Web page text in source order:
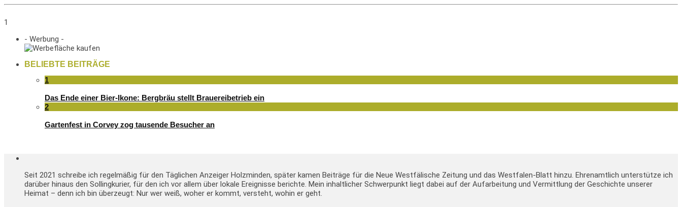
1
- Werbung -
BELIEBTE BEITRÄGE
1
Das Ende einer Bier-Ikone: Bergbräu stellt Brauereibetrieb ein
2
Gartenfest in Corvey zog tausende Besucher an
Seit 2021 schreibe ich regelmäßig für den Täglichen Anzeiger Holzminden, später kamen Beiträge für die Neue Westfälische Zeitung und das Westfalen-Blatt hinzu. Ehrenamtlich unterstütze ich
darüber hinaus den Sollingkurier, für den ich vor allem über lokale Ereignisse berichte. Mein inhaltlicher Schwerpunkt liegt dabei auf der Aufarbeitung und Vermittlung der Geschichte unserer
Heimat – denn ich bin überzeugt: Nur wer weiß, woher er kommt, versteht, wohin er geht.